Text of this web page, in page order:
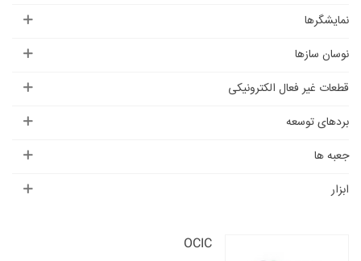
نمایشگرها
نوسان سازها
قطعات غیر فعال الکترونیکی
بردهای توسعه
جعبه ها
ابزار
OCIC